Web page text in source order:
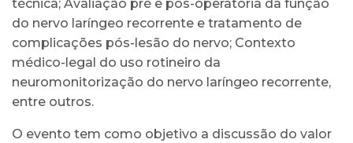
técnica; Avaliação pré e pós-operatória da função
do nervo laríngeo recorrente e tratamento de
complicações pós-lesão do nervo; Contexto
médico-legal do uso rotineiro da
neuromonitorização do nervo laríngeo recorrente,
entre outros.
O evento tem como objetivo a discussão do valor